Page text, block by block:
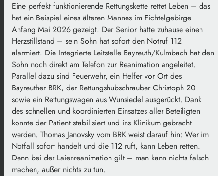
Eine perfekt funktionierende Rettungskette rettet Leben – das
hat ein Beispiel eines älteren Mannes im Fichtelgebirge
Anfang Mai 2026 gezeigt. Der Senior hatte zuhause einen
Herzstillstand – sein Sohn hat sofort den Notruf 112
alarmiert. Die Integrierte Leitstelle Bayreuth/Kulmbach hat den
Sohn noch direkt am Telefon zur Reanimation angeleitet.
Parallel dazu sind Feuerwehr, ein Helfer vor Ort des
Bayreuther BRK, der Rettungshubschrauber Christoph 20
sowie ein Rettungswagen aus Wunsiedel ausgerückt. Dank
des schnellen und koordinierten Einsatzes aller Beteiligten
konnte der Patient stabilisiert und ins Klinikum gebracht
werden. Thomas Janovsky vom BRK weist darauf hin: Wer im
Notfall sofort handelt und die 112 ruft, kann Leben retten.
Denn bei der Laienreanimation gilt – man kann nichts falsch
machen, außer nichts zu tun.